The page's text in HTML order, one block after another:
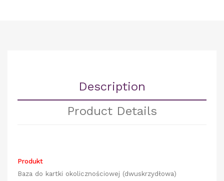
Description
Product Details
Produkt
Baza do kartki okolicznościowej (dwuskrzydłowa)